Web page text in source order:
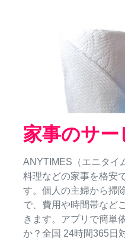
家事のサー
ANYTIMES（エニタイ
料理などの家事を格安
す。個人の主婦から掃
で、費用や時間帯など
きます。アプリで簡単
か？全国 24時間365日